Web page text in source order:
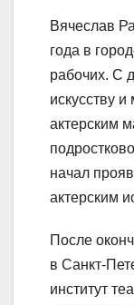
Вячеслав
года в
рабочих. С
искусству
актерским
начал
актерским
После
в Санкт-
институт